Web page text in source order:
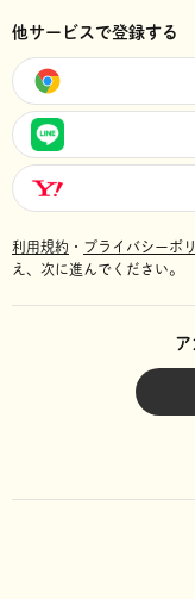
他サービスで登録する
利用規約 ・ プライバシーポ
え、次に進んでください。